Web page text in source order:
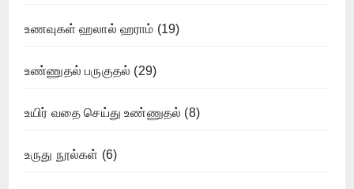
உணவுகள் ஹலால் ஹராம் (19)
உண்ணுதல் பருகுதல் (29)
உயிர் வதை செய்து உண்ணுதல் (8)
உருது நூல்கள் (6)